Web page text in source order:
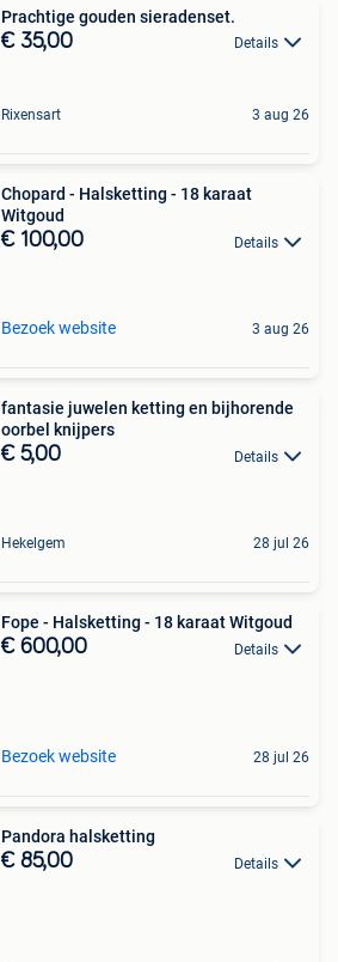
Prachtige gouden sieradenset.
€ 35,00 Details
Rixensart 3 aug 26
Chopard - Halsketting - 18 karaat
Witgoud
€ 100,00 Details
Bezoek website 3 aug 26
fantasie juwelen ketting en bijhorende
oorbel knijpers
€ 5,00 Details
Hekelgem 28 jul 26
Fope - Halsketting - 18 karaat Witgoud
€ 600,00 Details
Bezoek website 28 jul 26
Pandora halsketting
€ 85,00 Details